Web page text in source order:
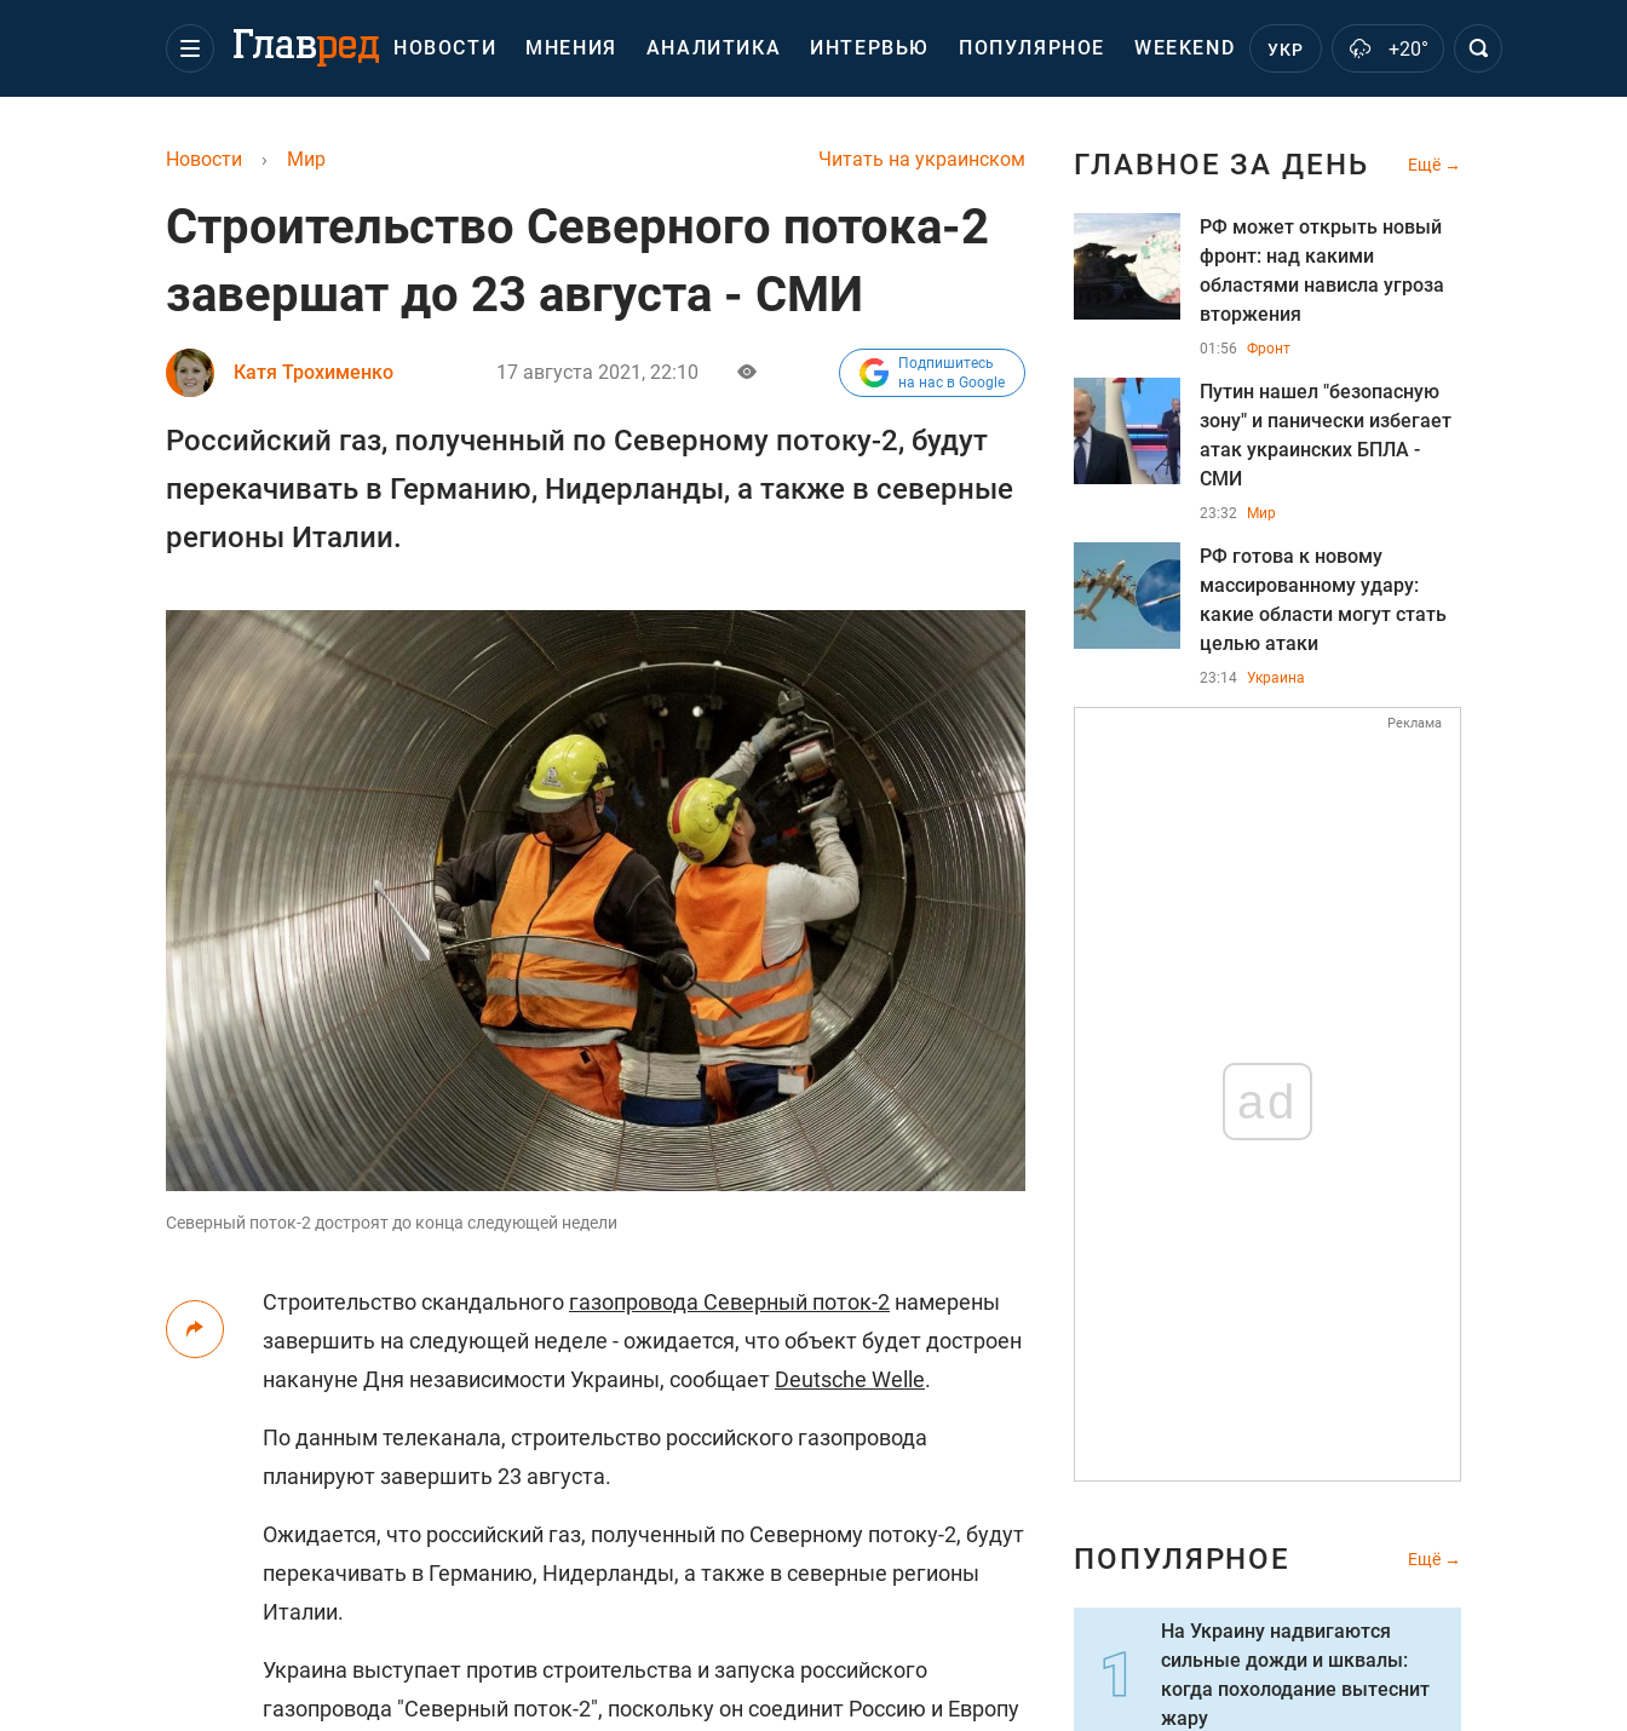
НОВОСТИ МНЕНИЯ АНАЛИТИКА ИНТЕРВЬЮ ПОПУЛЯРНОЕ WEEKEND УКР +20°
Читать на украинском
Новости › Мир
Строительство Северного потока-2
завершат до 23 августа - СМИ
Катя Трохименко 17 августа 2021, 22:10
Подпишитесь
на нас в Google
Российский газ, полученный по Северному потоку-2, будут
перекачивать в Германию, Нидерланды, а также в северные
регионы Италии.
Северный поток-2 достроят до конца следующей недели
Строительство скандального газопровода Северный поток-2 намерены
завершить на следующей неделе - ожидается, что объект будет достроен
накануне Дня независимости Украины, сообщает Deutsche Welle.
По данным телеканала, строительство российского газопровода
планируют завершить 23 августа.
Ожидается, что российский газ, полученный по Северному потоку-2, будут
перекачивать в Германию, Нидерланды, а также в северные регионы
Италии.
Украина выступает против строительства и запуска российского
газопровода "Северный поток-2", поскольку он соединит Россию и Европу
ГЛАВНОЕ ЗА ДЕНЬ Ещё
РФ может открыть новый
фронт: над какими
областями нависла угроза
вторжения
01:56 Фронт
Путин нашел "безопасную
зону" и панически избегает
атак украинских БПЛА -
СМИ
23:32 Мир
РФ готова к новому
массированному удару:
какие области могут стать
целью атаки
23:14 Украина
Реклама
ad
ПОПУЛЯРНОЕ Ещё
На Украину надвигаются
сильные дожди и шквалы:
когда похолодание вытеснит
жару